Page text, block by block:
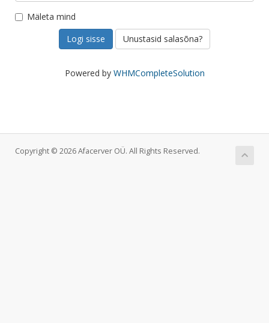
Mäleta mind
Unustasid salasõna?
Powered by WHMCompleteSolution
Copyright © 2026 Afacerver OÜ. All Rights Reserved.